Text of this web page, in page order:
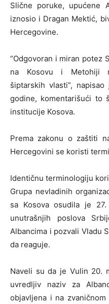
Slične poruke, upućene
iznosio i Dragan Mektić,
Hercegovine.
“Odgovoran i miran potez
na Kosovu i Metohiji
šiptarskih vlasti”,
godine, komentarišući to
institucije Kosova.
Prema zakonu o zaštiti
Hercegovini se koristi
Identičnu terminologiju
Grupa nevladinih
sa Kosova osudila je
unutrašnjih poslova
Albancima i pozvali Vladu
da reaguje.
Naveli su da je Vulin 20.
uvredljiv naziv za
objavljena i na